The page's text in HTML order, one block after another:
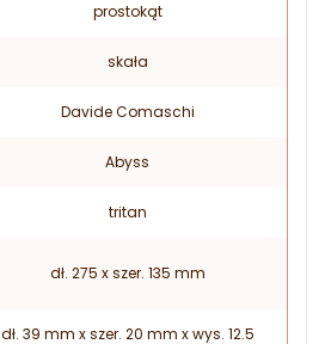
prostokąt
skała
Davide Comaschi
Abyss
tritan
dł. 275 x szer. 135 mm
dł. 39 mm x szer. 20 mm x wys. 12.5